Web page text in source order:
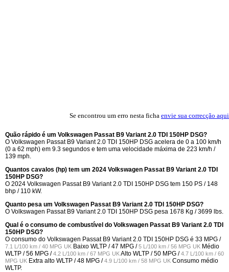
Se encontrou um erro nesta ficha envie sua correcção aqui
Quão rápido é um Volkswagen Passat B9 Variant 2.0 TDI 150HP DSG?
O Volkswagen Passat B9 Variant 2.0 TDI 150HP DSG acelera de 0 a 100 km/h
(0 a 62 mph) em 9.3 segundos e tem uma velocidade máxima de 223 km/h /
139 mph.
Quantos cavalos (hp) tem um 2024 Volkswagen Passat B9 Variant 2.0 TDI
150HP DSG?
O 2024 Volkswagen Passat B9 Variant 2.0 TDI 150HP DSG tem 150 PS / 148
bhp / 110 kW.
Quanto pesa um Volkswagen Passat B9 Variant 2.0 TDI 150HP DSG?
O Volkswagen Passat B9 Variant 2.0 TDI 150HP DSG pesa 1678 Kg / 3699 lbs.
Qual é o consumo de combustível do Volkswagen Passat B9 Variant 2.0 TDI
150HP DSG?
O consumo do Volkswagen Passat B9 Variant 2.0 TDI 150HP DSG é 33 MPG /
7.1 L/100 km / 40 MPG UK Baixo WLTP /47 MPG /5 L/100 km / 56 MPG UK Médio
WLTP /56 MPG /4.2 L/100 km / 67 MPG UKAlto WLTP /50 MPG /4.7 L/100 km / 60
MPG UK Extra alto WLTP /48 MPG /4.9 L/100 km / 58 MPG UK Consumo médio
WLTP.